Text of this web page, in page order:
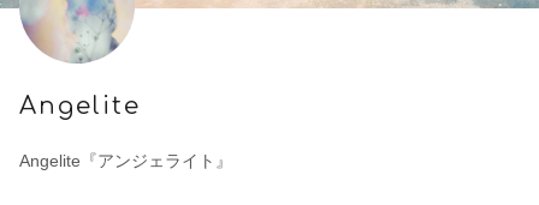
Angelite
Angelite『アンジェライト』